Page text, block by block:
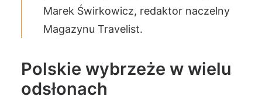
Marek Świrkowicz, redaktor naczelny
Magazynu Travelist.
Polskie wybrzeże w wielu
odsłonach